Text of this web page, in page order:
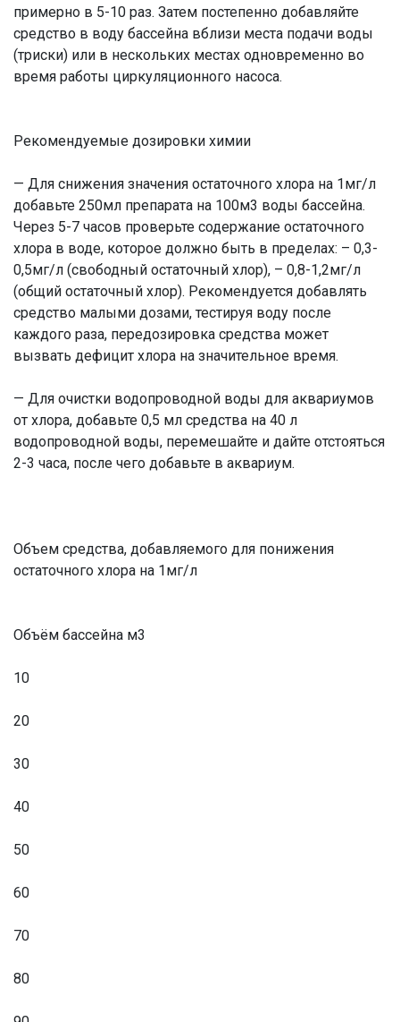
примерно в 5-10 раз. Затем постепенно добавляйте
средство в воду бассейна вблизи места подачи воды
(триски) или в нескольких местах одновременно во
время работы циркуляционного насоса.
Рекомендуемые дозировки химии
— Для снижения значения остаточного хлора на 1мг/л
добавьте 250мл препарата на 100м3 воды бассейна.
Через 5-7 часов проверьте содержание остаточного
хлора в воде, которое должно быть в пределах: – 0,3-
0,5мг/л (свободный остаточный хлор), – 0,8-1,2мг/л
(общий остаточный хлор). Рекомендуется добавлять
средство малыми дозами, тестируя воду после
каждого раза, передозировка средства может
вызвать дефицит хлора на значительное время.
— Для очистки водопроводной воды для аквариумов
от хлора, добавьте 0,5 мл средства на 40 л
водопроводной воды, перемешайте и дайте отстояться
2-3 часа, после чего добавьте в аквариум.
Объем средства, добавляемого для понижения
остаточного хлора на 1мг/л
Объём бассейна м3
10
20
30
40
50
60
70
80